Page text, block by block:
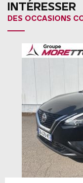
INTÉRESSER
DES OCCASIONS